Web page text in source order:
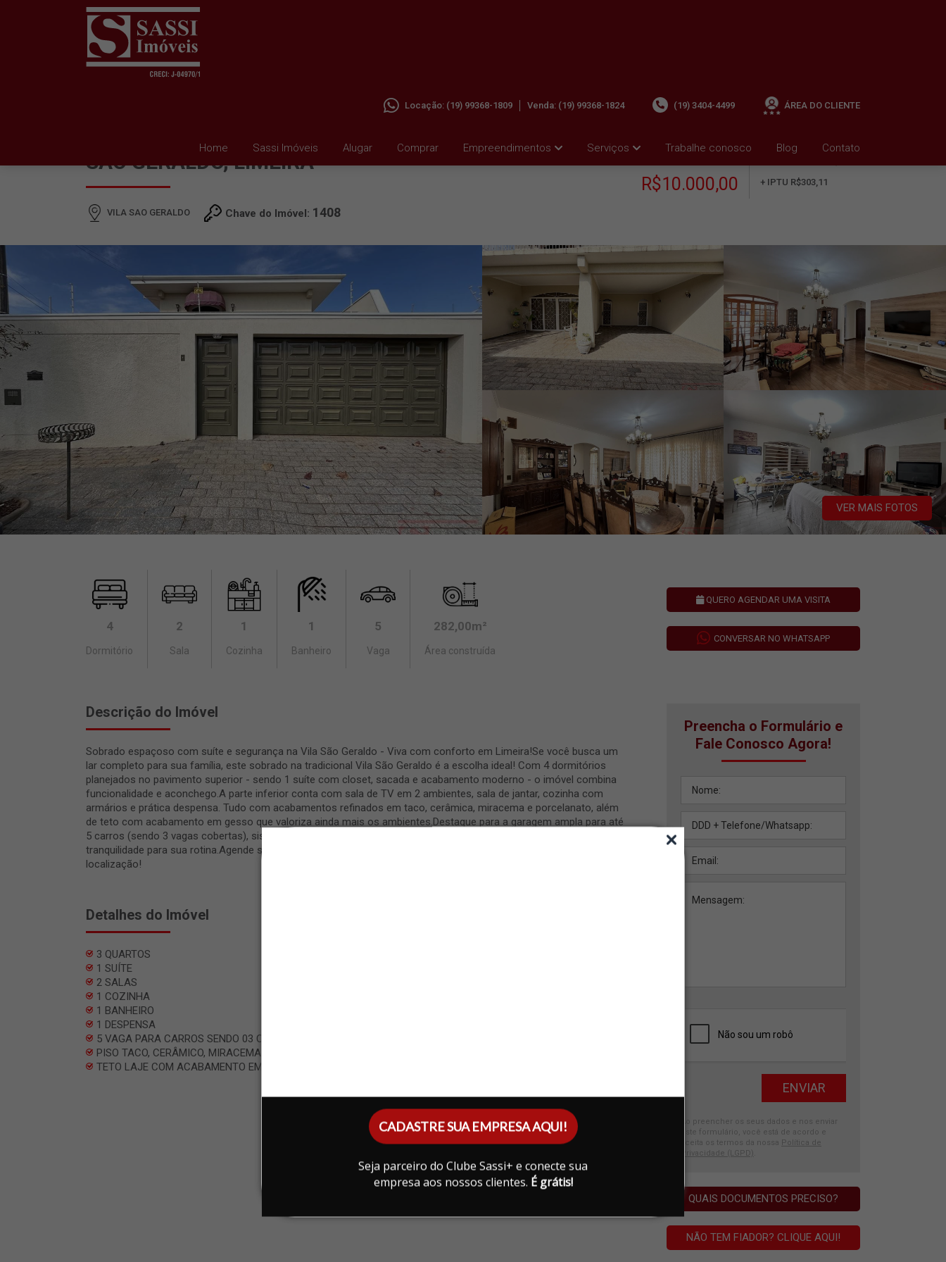
CADASTRE SUA EMPRESA AQUI!
Seja parceiro do Clube Sassi+ e conecte sua
empresa aos nossos clientes. É grátis!
Home Sassi Imóveis Alugar Comprar Empreendimentos Serviços Trabalhe conosco Blog Contato
Locação: (19) 99368-1809 Venda: (19) 99368-1824 (19) 3404-4499 ÁREA DO CLIENTE
SAO GERALDO, LIMEIRA
VILA SAO GERALDO Chave do Imóvel: 1408
R$10.000,00
+ IPTU R$303,11
VER MAIS FOTOS
4
Dormitório
2
Sala
1
Cozinha
1
Banheiro
5
Vaga
282,00m²
Área construída
QUERO AGENDAR UMA VISITA
CONVERSAR NO WHATSAPP
Descrição do Imóvel
Sobrado espaçoso com suíte e segurança na Vila São Geraldo - Viva com conforto em Limeira!Se você busca um
lar completo para sua família, este sobrado na tradicional Vila São Geraldo é a escolha ideal! Com 4 dormitórios
planejados no pavimento superior - sendo 1 suíte com closet, sacada e acabamento moderno - o imóvel combina
funcionalidade e aconchego.A parte inferior conta com sala de TV em 2 ambientes, sala de jantar, cozinha com
armários e prática despensa. Tudo com acabamentos refinados em taco, cerâmica, miracema e porcelanato, além
de teto com acabamento em gesso que valoriza ainda mais os ambientes.Destaque para a garagem ampla para até
5 carros (sendo 3 vagas cobertas), sistema de segurança com câmeras e portão eletrônico - garantindo
tranquilidade para sua rotina.Agende sua visita e descubra o imóvel que une espaço, segurança e excelente
localização!
Detalhes do Imóvel
3 QUARTOS
1 SUÍTE
2 SALAS
1 COZINHA
1 BANHEIRO
1 DESPENSA
5 VAGA PARA CARROS SENDO 03 COBERTAS
PISO TACO, CERÂMICO, MIRACEMA E PORCELANATO
TETO LAJE COM ACABAMENTO EM GESSO
Preencha o Formulário e
Fale Conosco Agora!
Ao preencher os seus dados e nos enviar
este formulário, você está de acordo e
aceita os termos da nossa
Política de
Privacidade (LGPD)
QUAIS DOCUMENTOS PRECISO?
NÃO TEM FIADOR? CLIQUE AQUI!